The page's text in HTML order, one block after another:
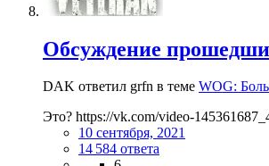
Обсуждение
DAK ответил grfn в теме WOG:
Это? https://vk.com/video-
10 сентября, 2021
14 584 ответа